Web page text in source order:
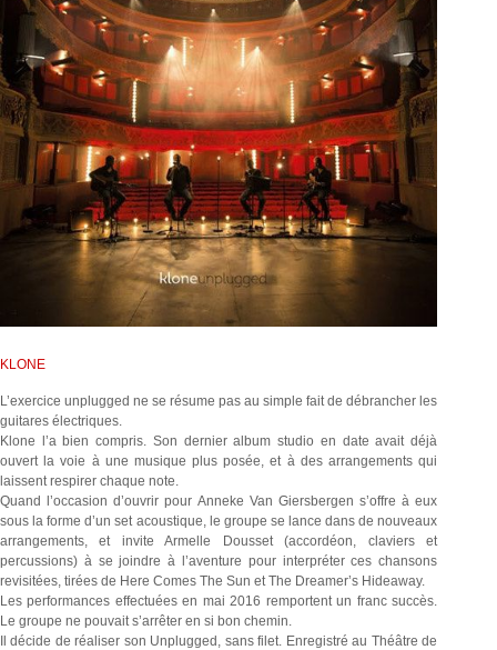
KLONE
L’exercice unplugged ne se résume pas au simple fait de débrancher les
guitares électriques.
Klone l’a bien compris. Son dernier album studio en date avait déjà
ouvert la voie à une musique plus posée, et à des arrangements qui
laissent respirer chaque note.
Quand l’occasion d’ouvrir pour Anneke Van Giersbergen s’offre à eux
sous la forme d’un set acoustique, le groupe se lance dans de nouveaux
arrangements, et invite Armelle Dousset (accordéon, claviers et
percussions) à se joindre à l’aventure pour interpréter ces chansons
revisitées, tirées de Here Comes The Sun et The Dreamer’s Hideaway.
Les performances effectuées en mai 2016 remportent un franc succès.
Le groupe ne pouvait s’arrêter en si bon chemin.
Il décide de réaliser son Unplugged, sans filet. Enregistré au Théâtre de